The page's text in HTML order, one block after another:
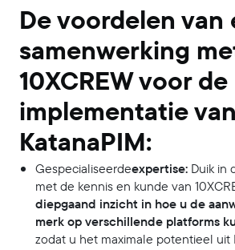
De voordelen van
samenwerking
10XCREW voor de
implementatie van
KatanaPIM:
Gespecialiseerdeexpertise: Duik in
met de kennis en kunde van
diepgaand inzicht in hoe u de
merk op verschillende platforms
zodat u het maximale potentieel uit